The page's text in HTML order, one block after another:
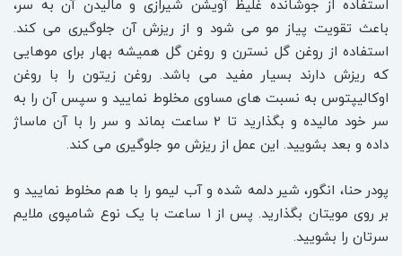
استفاده از جوشانده غلیظ آویشن شیرازی و مالیدن آن به سر،
باعث تقویت پیاز مو می شود و از ریزش آن جلوگیری می کند.
استفاده از روغن گل نسترن و روغن گل همیشه بهار برای موهایی
که ریزش دارند بسیار مفید می باشد. روغن زیتون را با روغن
اوکالیپتوس به نسبت های مساوی مخلوط نمایید و سپس آن را به
سر خود مالیده و بگذارید تا ۲ ساعت بماند و سر را با آن ماساژ
داده و بعد بشویید. این عمل از ریزش مو جلوگیری می کند.
پودر حنا، انگور، شیر دلمه شده و آب لیمو را با هم مخلوط نمایید و
بر روی مویتان بگذارید. پس از ۱ ساعت با یک نوع شامپوی ملایم
سرتان را بشویید.